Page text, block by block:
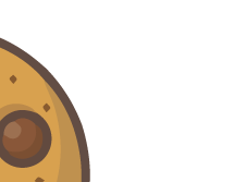
lasciare un